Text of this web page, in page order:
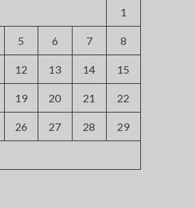
1
5 6 7 8
12 13 14 15
19 20 21 22
26 27 28 29